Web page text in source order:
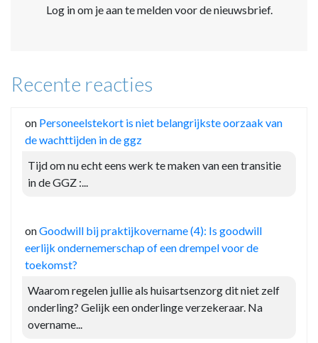
Log in om je aan te melden voor de nieuwsbrief.
Recente reacties
on Personeelstekort is niet belangrijkste oorzaak van
de wachttijden in de ggz
Tijd om nu echt eens werk te maken van een transitie
in de GGZ :...
onGoodwill bij praktijkovername (4): Is goodwill
eerlijk ondernemerschap of een drempel voor de
toekomst?
Waarom regelen jullie als huisartsenzorg dit niet zelf
onderling? Gelijk een onderlinge verzekeraar. Na
overname...